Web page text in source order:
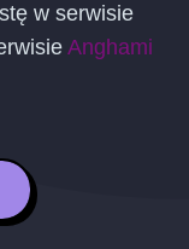
w serwisie
Anghami